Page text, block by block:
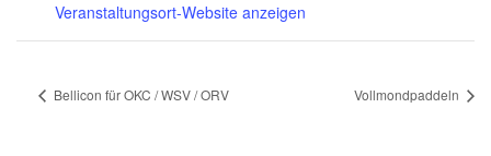
Veranstaltungsort-Website anzeigen
Bellicon für OKC / WSV / ORV Vollmondpaddeln